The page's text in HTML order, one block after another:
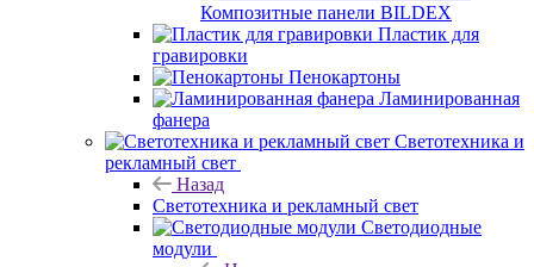
Композитные панели BILDEX
Пластик для
гравировки
Пенокартоны
Ламинированная
фанера
Светотехника и
рекламный свет
Назад
Светотехника и рекламный свет
Светодиодные
модули